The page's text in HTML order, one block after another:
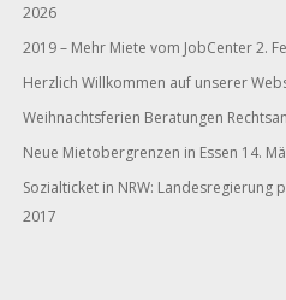
2026
2019 – Mehr Miete vom JobCenter2.
Herzlich Willkommen auf unserer
Weihnachtsferien Beratungen
Neue Mietobergrenzen in Essen 14.
Sozialticket in NRW: Landesregierung
2017